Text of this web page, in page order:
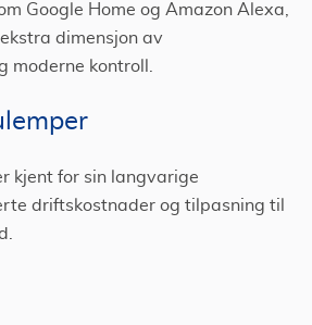
Google Home og Amazon Alexa,
dimensjon av
moderne kontroll.
kjent for sin langvarige
driftskostnader og tilpasning til